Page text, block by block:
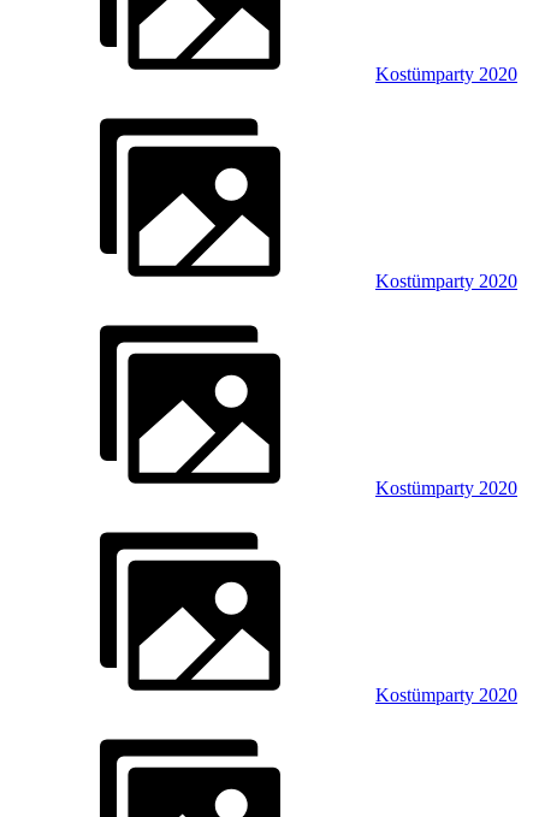
Kostümparty 2020
Kostümparty 2020
Kostümparty 2020
Kostümparty 2020